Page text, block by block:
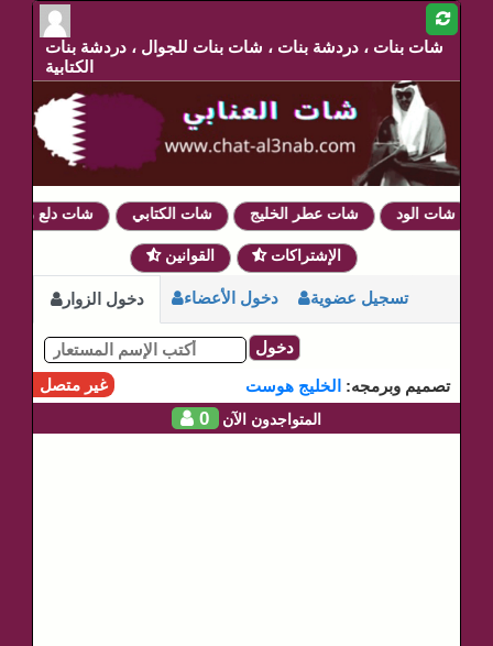
شات بنات ، دردشة بنات ، شات بنات للجوال ، دردشة بنات
الكتابية
شات دلع روحي شات الكتابي شات عطر الخليج شات الود
القوانين الإشتراكات
دخول الزوار دخول الأعضاء تسجيل عضوية
دخول
غير متصل
تصميم وبرمجه: الخليج هوست
0 المتواجدون الآن